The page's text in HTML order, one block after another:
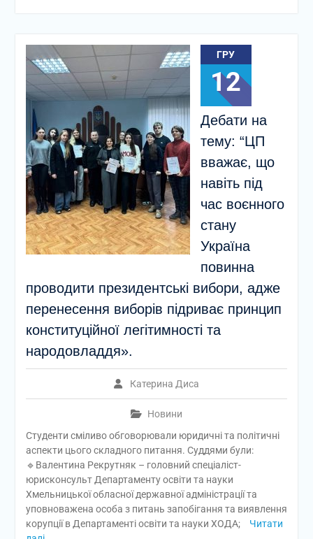
ГРУ
12
Дебати на
тему: “ЦП
вважає, що
навіть під
час воєнного
стану
Україна
повинна
проводити президентські вибори, адже
перенесення виборів підриває принцип
конституційної легітимності та
народовладдя».
Катерина Диса
Новини
Студенти сміливо обговорювали юридичні та політичні
аспекти цього складного питання. Суддями були:
🔹Валентина Рекрутняк – головний спеціаліст-
юрисконсульт Департаменту освіти та науки
Хмельницької обласної державної адміністрації та
уповноважена особа з питань запобігання та виявлення
корупції в Департаменті освіти та науки ХОДА;
Читати